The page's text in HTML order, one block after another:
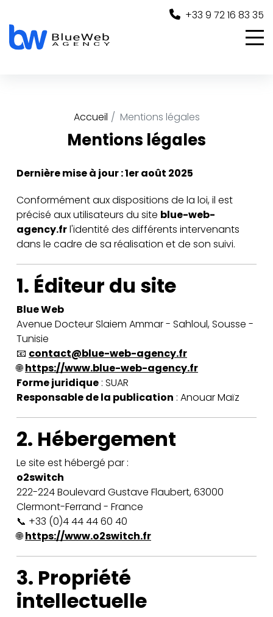
+33 9 72 16 83 35
Accueil Mentions légales
Mentions légales
Dernière mise à jour : 1er août 2025
Conformément aux dispositions de la loi, il est
précisé aux utilisateurs du site blue-web-
agency.frl'identité des différents intervenants
dans le cadre de sa réalisation et de son suivi.
1. Éditeur du site
Blue Web
Avenue Docteur Slaiem Ammar - Sahloul, Sousse -
Tunisie
📧 contact@blue-web-agency.fr
🌐https://www.blue-web-agency.fr
Forme juridique : SUAR
Responsable de la publication : Anouar Maïz
2. Hébergement
Le site est hébergé par :
o2switch
222-224 Boulevard Gustave Flaubert, 63000
Clermont-Ferrand - France
📞 +33 (0)4 44 44 60 40
🌐https://www.o2switch.fr
3. Propriété
intellectuelle